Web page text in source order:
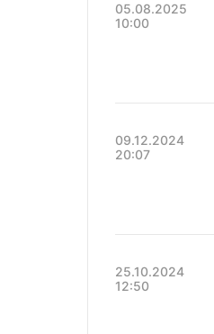
05.08.2025
10:00
09.12.2024
20:07
25.10.2024
12:50